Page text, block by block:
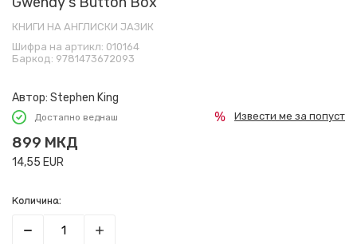
КНИГИ НА АНГЛИСКИ ЈАЗИК
Шифра на артикл: 010164
Баркод: 9781473672093
Автор: Stephen King
Достапно веднаш
899 МКД
14,55 EUR
Извести ме за попуст
Количина: